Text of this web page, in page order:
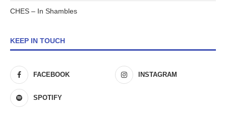
CHES – In Shambles
KEEP IN TOUCH
FACEBOOK INSTAGRAM
SPOTIFY